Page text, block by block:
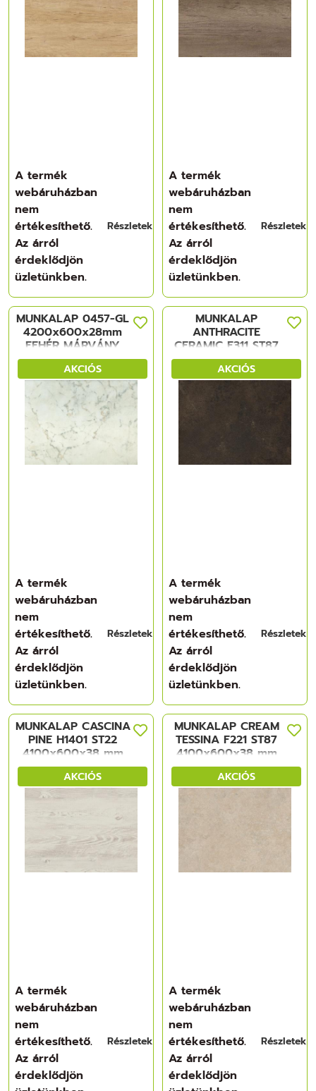
A termék
webáruházban
nem
értékesíthető.
Az árról
érdeklődjön
üzletünkben.
Részletek
A termék
webáruházban
nem
értékesíthető.
Az árról
érdeklődjön
üzletünkben.
Részletek
AKCIÓS
MUNKALAP 0457-GL
4200x600x28mm
FEHÉR MÁRVÁNY
FORGÁCSLAP
A termék
webáruházban
nem
értékesíthető.
Az árról
érdeklődjön
üzletünkben.
Részletek
AKCIÓS
MUNKALAP
ANTHRACITE
CERAMIC F311 ST87
4100x600x38 mm
FORGÁCSLAP
A termék
webáruházban
nem
értékesíthető.
Az árról
érdeklődjön
üzletünkben.
Részletek
AKCIÓS
MUNKALAP CASCINA
PINE H1401 ST22
4100x600x38 mm
FORGÁCSLAP
A termék
webáruházban
nem
értékesíthető.
Az árról
érdeklődjön
Részletek
AKCIÓS
MUNKALAP CREAM
TESSINA F221 ST87
4100x600x38 mm
FORGÁCSLAP
A termék
webáruházban
nem
értékesíthető.
Az árról
érdeklődjön
Részletek